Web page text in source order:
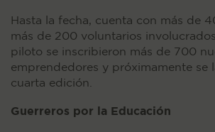
Hasta la fecha, cuenta con más de
más de 200 voluntarios
piloto se inscribieron más de 700
emprendedores y próximamente se
cuarta edición.
Guerreros por la Educación